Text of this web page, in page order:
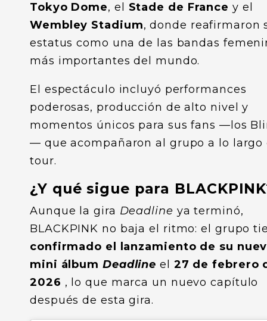
Tokyo Dome, el Stade de France y el
Wembley Stadium, donde reafirmaron
estatus como una de las bandas
más importantes del mundo.
El espectáculo incluyó performances
poderosas, producción de alto nivel y
momentos únicos para sus fans —los
— que acompañaron al grupo a lo largo
tour.
¿Y qué sigue para
Aunque la gira Deadline ya terminó,
BLACKPINK no baja el ritmo: el grupo
confirmado el lanzamiento de su
mini álbum Deadline el 27 de febrero
2026 , lo que marca un nuevo capítulo
después de esta gira.